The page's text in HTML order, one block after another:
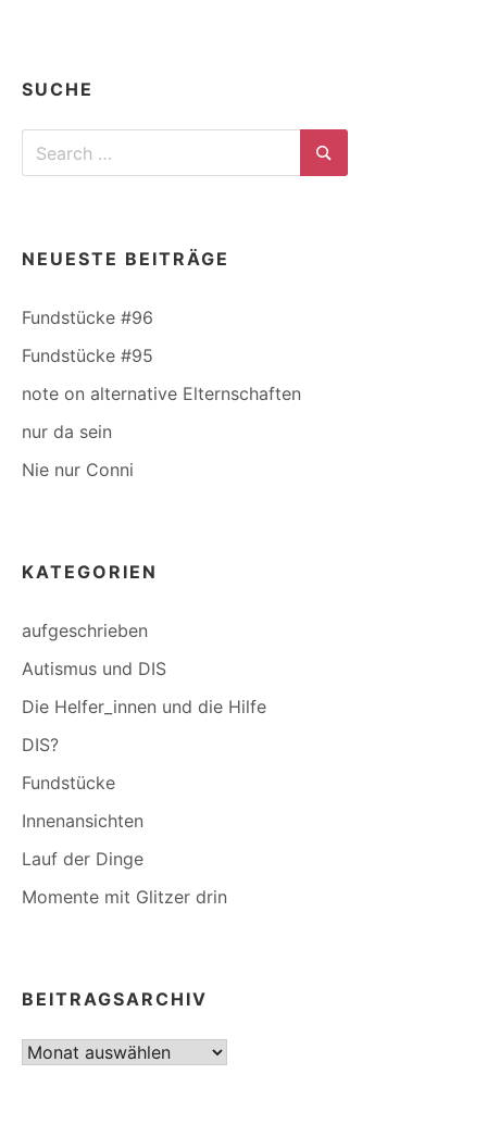
SUCHE
Search
for:
Search
NEUESTE BEITRÄGE
Fundstücke #96
Fundstücke #95
note on alternative Elternschaften
nur da sein
Nie nur Conni
KATEGORIEN
aufgeschrieben
Autismus und DIS
Die Helfer_innen und die Hilfe
DIS?
Fundstücke
Innenansichten
Lauf der Dinge
Momente mit Glitzer drin
BEITRAGSARCHIV
Beitragsarchiv